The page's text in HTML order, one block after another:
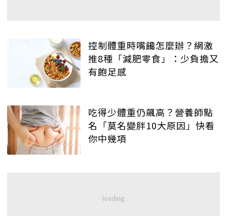
控制體重時嘴饞怎麼辦？網激
推8種「減肥零食」：少負擔又
有飽足感
吃得少體重仍飆高？營養師點
名「莫名變胖10大原因」快看
你中幾項